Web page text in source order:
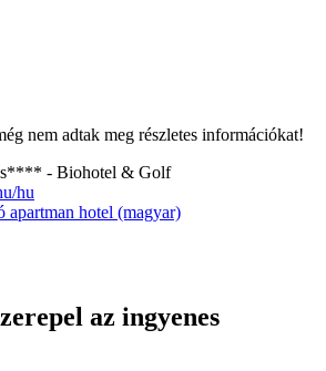
nem adtak meg részletes információkat!
- Biohotel & Golf
hu
apartman hotel (magyar)
az ingyenes